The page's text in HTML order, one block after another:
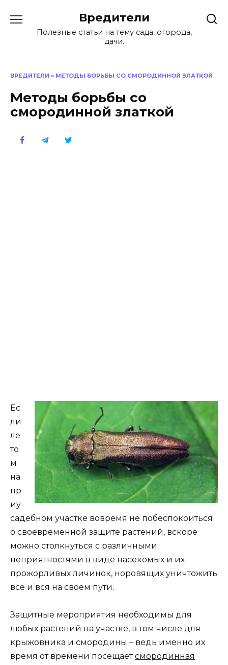
содержанию
Вредители
Полезные статьи на тему сада, огорода,
дачи.
ВРЕДИТЕЛИ » МЕТОДЫ БОРЬБЫ СО СМОРОДИННОЙ ЗЛАТКОЙ
Методы борьбы со
смородинной златкой
Ес
ли
ле
то
м
на
пр
иу
садебном участке вовремя не побеспокоиться
о своевременной защите растений, вскоре
можно столкнуться с различными
неприятностями в виде насекомых и их
прожорливых личинок, норовящих уничтожить
всё и вся на своём пути.
Защитные мероприятия необходимы для
любых растений на участке, в том числе для
крыжовника и смородины – ведь именно их
время от времени посещаетсмородинная